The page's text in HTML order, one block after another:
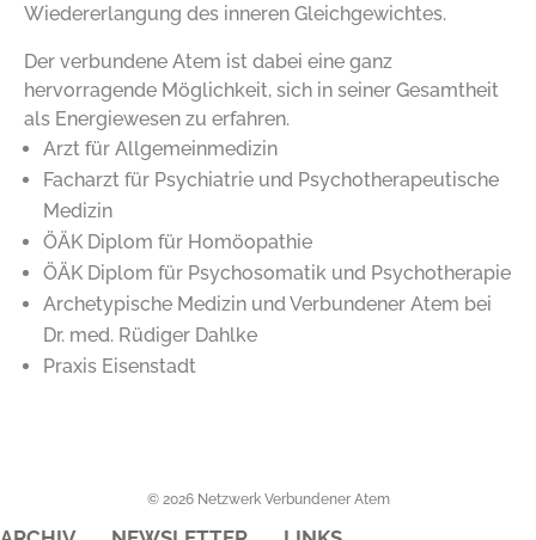
Wiedererlangung des inneren Gleichgewichtes.
Der verbundene Atem ist dabei eine ganz
hervorragende Möglichkeit, sich in seiner Gesamtheit
als Energiewesen zu erfahren.
Arzt für Allgemeinmedizin
Facharzt für Psychiatrie und Psychotherapeutische
Medizin
ÖÄK Diplom für Homöopathie
ÖÄK Diplom für Psychosomatik und Psychotherapie
Archetypische Medizin und Verbundener Atem bei
Dr. med. Rüdiger Dahlke
Praxis Eisenstadt
© 2026 Netzwerk Verbundener Atem